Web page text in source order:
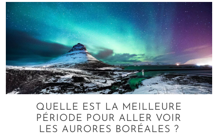
QUELLE EST LA MEILLEURE
PÉRIODE POUR ALLER VOIR
LES AURORES BORÉALES ?